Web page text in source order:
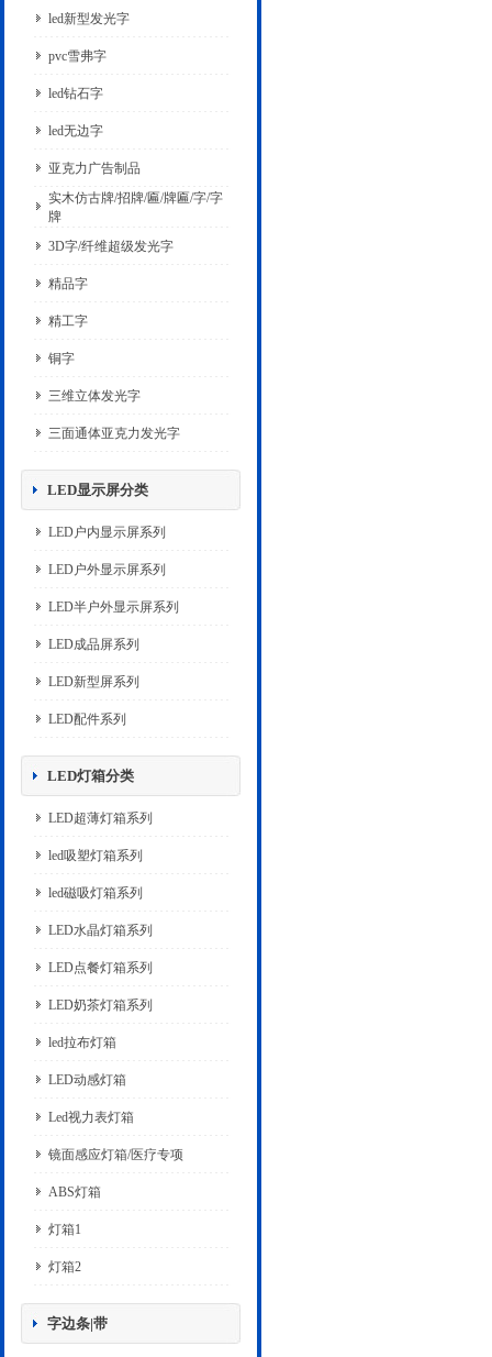
led新型发光字
pvc雪弗字
led钻石字
led无边字
亚克力广告制品
实木仿古牌/招牌/匾/牌匾/字/字
牌
3D字/纤维超级发光字
精品字
精工字
铜字
三维立体发光字
三面通体亚克力发光字
LED显示屏分类
LED户内显示屏系列
LED户外显示屏系列
LED半户外显示屏系列
LED成品屏系列
LED新型屏系列
LED配件系列
LED灯箱分类
LED超薄灯箱系列
led吸塑灯箱系列
led磁吸灯箱系列
LED水晶灯箱系列
LED点餐灯箱系列
LED奶茶灯箱系列
led拉布灯箱
LED动感灯箱
Led视力表灯箱
镜面感应灯箱/医疗专项
ABS灯箱
灯箱1
灯箱2
字边条|带